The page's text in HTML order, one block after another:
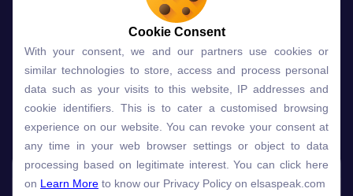
Lựa chọn gói học ELSA dành
cho bạn
Gói học Free Premium
Speech Analyzer
Cookie Consent
With your consent, we and our partners use cookies or
similar technologies to store, access and process personal
data such as your visits to this website, IP addresses and
cookie identifiers. This is to cater a customised browsing
experience on our website. You can revoke your consent at
any time in your web browser settings or object to data
processing based on legitimate interest. You can click here
on Learn More to know our Privacy Policy on elsaspeak.com
Cookie Consent
With your consent, we and our partners use cookies or
similar technologies to store, access and process personal
data such as your visits to this website, IP addresses and
cookie identifiers. This is to cater a customised browsing
experience on our website. You can revoke your consent at
any time in your web browser settings or object to data
processing based on legitimate interest. You can click here
on Learn More to know our Privacy Policy on elsaspeak.com